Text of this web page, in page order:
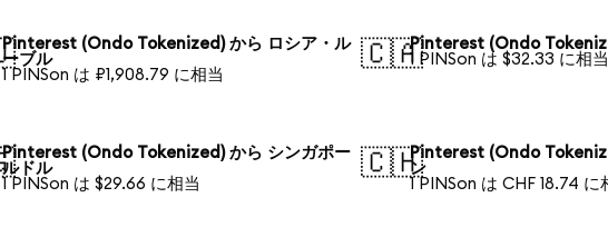
Pinterest (Ondo Tokenized) から ロシア・ル
ーブル
1 PINSon は ₽1,908.79 に相当
🇨🇦Pinterest (Ondo
1 PINSon は $32.33 に相当
Pinterest (Ondo Tokenized) から シンガポー
ルドル
1 PINSon は $29.66 に相当
🇨🇭Pinterest (Ondo
ン
1 PINSon は CHF 18.74 に